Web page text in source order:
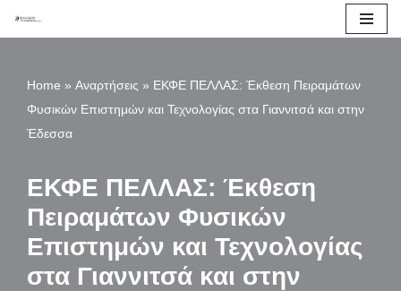
Home » Αναρτήσεις » ΕΚΦΕ ΠΕΛΛΑΣ: Έκθεση Πειραμάτων
Φυσικών Επιστημών και Τεχνολογίας στα Γιαννιτσά και στην
Έδεσσα
ΕΚΦΕ ΠΕΛΛΑΣ: Έκθεση
Πειραμάτων Φυσικών
Επιστημών και Τεχνολογίας
στα Γιαννιτσά και στην